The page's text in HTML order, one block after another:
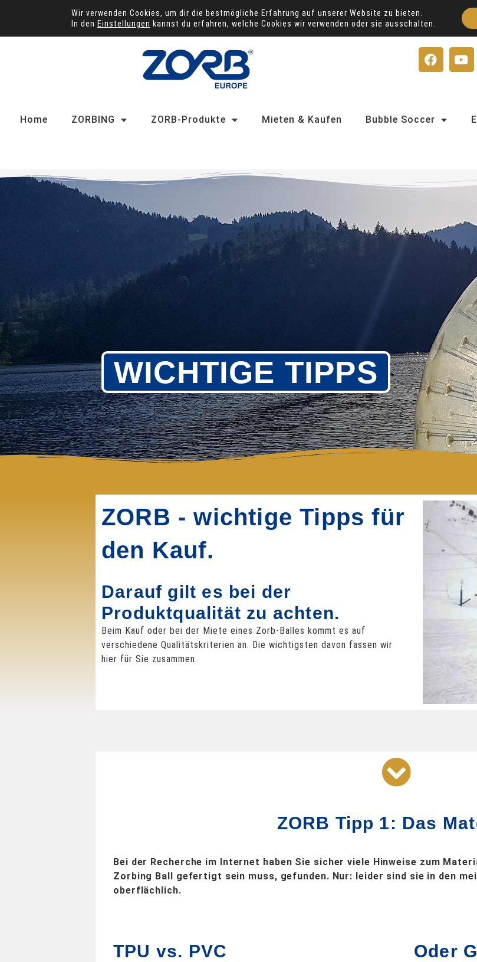
F
a
o
o
Y
o
Home ZORBING ZORB-Produkte Mieten & Kaufen Bubble Soccer
WICHTIGE TIPPS
ZORB - wichtige Tipps für
den Kauf.
Darauf gilt es bei der
Produktqualität zu achten.
Beim Kauf oder bei der Miete eines Zorb-Balles kommt es auf
verschiedene Qualitätskriterien an. Die wichtigsten davon fassen wir
hier für Sie zusammen.
ZORB Tipp 1: Das
Bei der Recherche im Internet haben Sie sicher viele Hinweise zum
Zorbing Ball gefertigt sein muss, gefunden. Nur: leider sind sie in den
oberflächlich.
TPU vs. PVC
Oder
Wir verwenden Cookies, um dir die bestmögliche Erfahrung auf unserer Website zu bieten.
In den Einstellungen kannst du erfahren, welche Cookies wir verwenden oder sie ausschalten.